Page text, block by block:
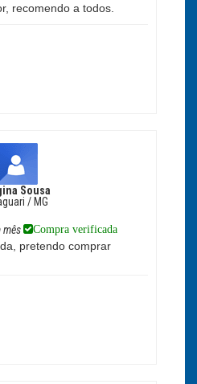
recomendo a todos.
Sousa
/ MG
mês Compra verificada
pretendo comprar